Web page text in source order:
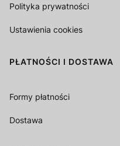
Polityka prywatności
Ustawienia cookies
PŁATNOŚCI I DOSTAWA
Formy płatności
Dostawa